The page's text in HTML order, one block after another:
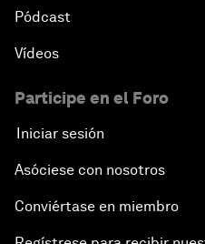
Pódcast
Vídeos
Participe en el Foro
Iniciar sesión
Asóciese con nosotros
Conviértase en miembro